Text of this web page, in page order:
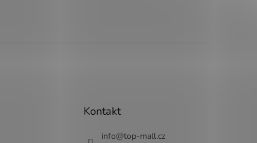
Kontakt
info@top-mall.cz